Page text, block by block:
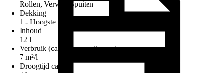
Rollen, Verven, Spuiten
Dekking
1 - Hoogste dekkracht
Inhoud
12 l
Verbruik (ca.) bij eenmalig aanbrengen
7 m²/l
Droogtijd ca.